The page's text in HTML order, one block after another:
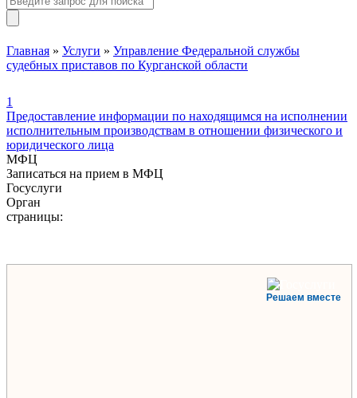
Главная » Услуги » Управление Федеральной службы
судебных приставов по Курганской области
1
Предоставление информации по находящимся на исполнении
исполнительным производствам в отношении физического и
юридического лица
МФЦ
Записаться на прием в МФЦ
Госуслуги
Орган
страницы:
Решаем вместе